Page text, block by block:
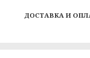
ДОСТАВКА И